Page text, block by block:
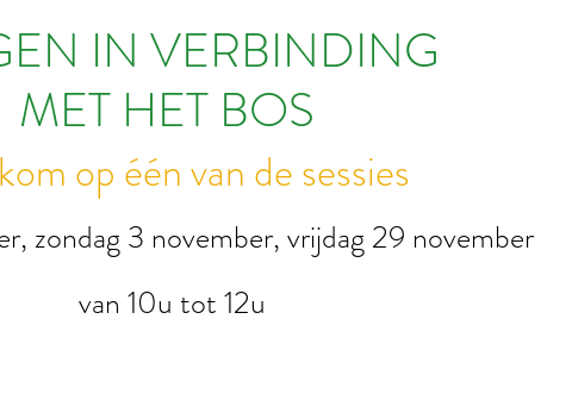
IN VERBINDING
MET HET BOS
op één van de sessies
zondag 3 november, vrijdag 29 november
van 10u tot 12u